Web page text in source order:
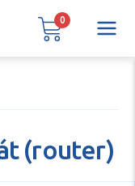
(router)
0